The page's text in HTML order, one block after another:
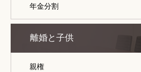
年金分割
離婚と子供
親権